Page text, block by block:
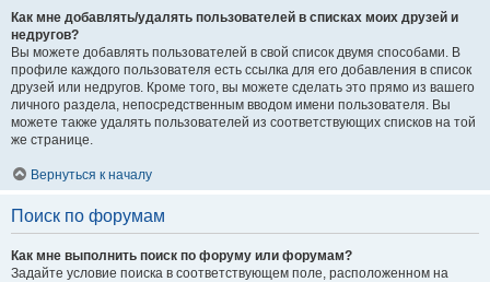
Как мне добавлять/удалять пользователей в списках моих друзей и
недругов?
Вы можете добавлять пользователей в свой список двумя способами. В
профиле каждого пользователя есть ссылка для его добавления в список
друзей или недругов. Кроме того, вы можете сделать это прямо из вашего
личного раздела, непосредственным вводом имени пользователя. Вы
можете также удалять пользователей из соответствующих списков на той
же странице.
Вернуться к началу
Поиск по форумам
Как мне выполнить поиск по форуму или форумам?
Задайте условие поиска в соответствующем поле, расположенном на